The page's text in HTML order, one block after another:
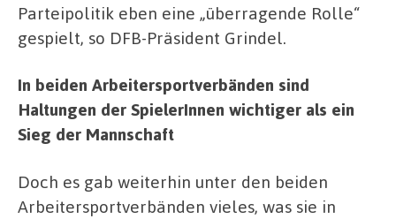
Parteipolitik eben eine „überragende Rolle“
gespielt, so DFB-Präsident Grindel.
In beiden Arbeitersportverbänden sind
Haltungen der SpielerInnen wichtiger als ein
Sieg der Mannschaft
Doch es gab weiterhin unter den beiden
Arbeitersportverbänden vieles, was sie in